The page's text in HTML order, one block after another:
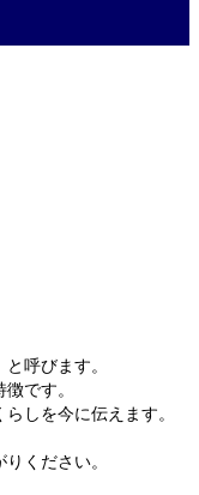
呼びます。
です。
しを今に伝えます。
ください。